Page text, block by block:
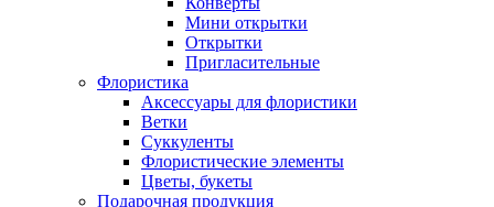
Мини открытки
Открытки
Пригласительные
Флористика
Аксессуары для флористики
Ветки
Суккуленты
Флористические элементы
Цветы, букеты
Подарочная продукция